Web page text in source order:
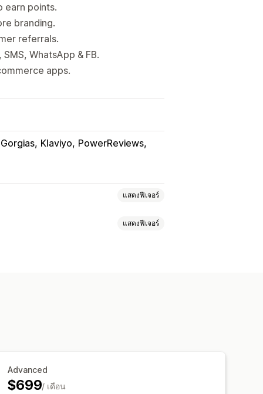
earn points.
branding.
referrals.
WhatsApp & FB.
apps.
Gorgias Klaviyo PowerReviews
แสดงฟีเจอร์
แสดงฟีเจอร์
ลที่กำหนดเอง
Advanced
$699/ เดือน